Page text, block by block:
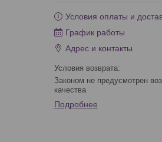
Условия оплаты и
График работы
Адрес и контакты
Законом не предусмотрен возврат и обмен данного товара надлежащего
качества
Подробнее